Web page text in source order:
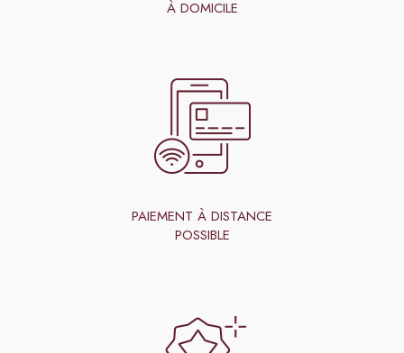
À DOMICILE
PAIEMENT À DISTANCE
POSSIBLE